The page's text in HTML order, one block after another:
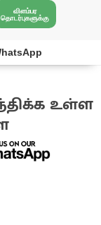
விளம்பர
தொடர்புகளுக்கு
உள்ள